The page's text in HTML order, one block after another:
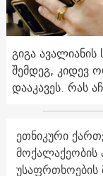
გიგა
შემდეგ, კიდევ
დააკავეს. რას
ეთნიკური
მოქალაქეობის
უსაფრთხოების